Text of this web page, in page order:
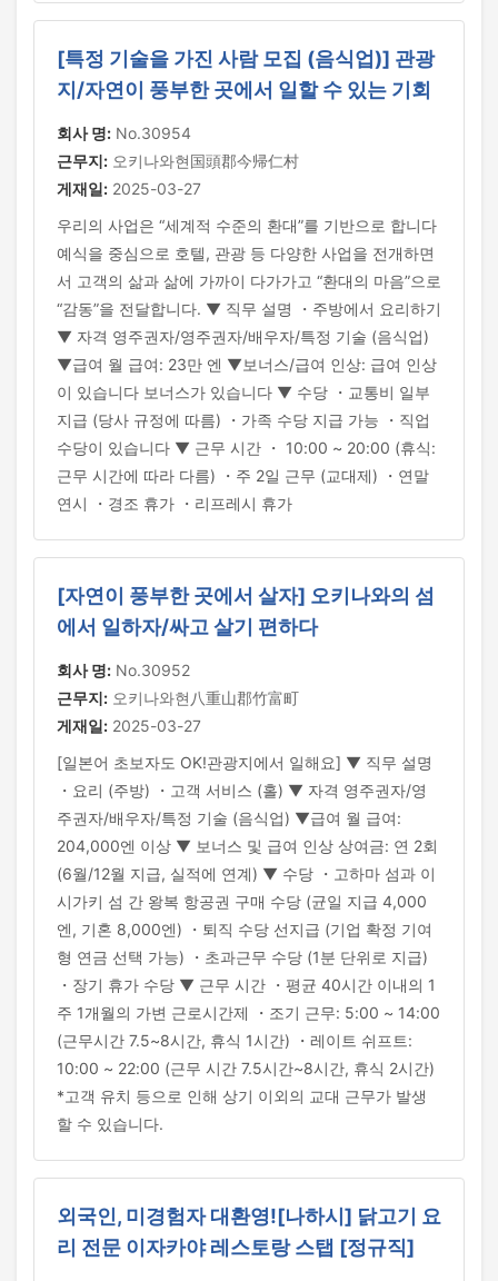
[특정 기술을 가진 사람 모집 (음식업)] 관광
지/자연이 풍부한 곳에서 일할 수 있는 기회
회사 명: No.30954
근무지: 오키나와현国頭郡今帰仁村
게재일: 2025-03-27
우리의 사업은 “세계적 수준의 환대”를 기반으로 합니다
예식을 중심으로 호텔, 관광 등 다양한 사업을 전개하면
서 고객의 삶과 삶에 가까이 다가가고 “환대의 마음”으로
“감동”을 전달합니다. ▼ 직무 설명 ・주방에서 요리하기
▼ 자격 영주권자/영주권자/배우자/특정 기술 (음식업)
▼급여 월 급여: 23만 엔 ▼보너스/급여 인상: 급여 인상
이 있습니다 보너스가 있습니다 ▼ 수당 ・교통비 일부
지급 (당사 규정에 따름) ・가족 수당 지급 가능 ・직업
수당이 있습니다 ▼ 근무 시간 ・ 10:00 ~ 20:00 (휴식:
근무 시간에 따라 다름) ・주 2일 근무 (교대제) ・연말
연시 ・경조 휴가 ・리프레시 휴가
[자연이 풍부한 곳에서 살자] 오키나와의 섬
에서 일하자/싸고 살기 편하다
회사 명: No.30952
근무지: 오키나와현八重山郡竹富町
게재일: 2025-03-27
[일본어 초보자도 OK!관광지에서 일해요] ▼ 직무 설명
・요리 (주방) ・고객 서비스 (홀) ▼ 자격 영주권자/영
주권자/배우자/특정 기술 (음식업) ▼급여 월 급여:
204,000엔 이상 ▼ 보너스 및 급여 인상 상여금: 연 2회
(6월/12월 지급, 실적에 연계) ▼ 수당 ・고하마 섬과 이
시가키 섬 간 왕복 항공권 구매 수당 (균일 지급 4,000
엔, 기혼 8,000엔) ・퇴직 수당 선지급 (기업 확정 기여
형 연금 선택 가능) ・초과근무 수당 (1분 단위로 지급)
・장기 휴가 수당 ▼ 근무 시간 ・평균 40시간 이내의 1
주 1개월의 가변 근로시간제 ・조기 근무: 5:00 ~ 14:00
(근무시간 7.5~8시간, 휴식 1시간) ・레이트 쉬프트:
10:00 ~ 22:00 (근무 시간 7.5시간~8시간, 휴식 2시간)
*고객 유치 등으로 인해 상기 이외의 교대 근무가 발생
할 수 있습니다.
외국인, 미경험자 대환영![나하시] 닭고기 요
리 전문 이자카야 레스토랑 스탭 [정규직]